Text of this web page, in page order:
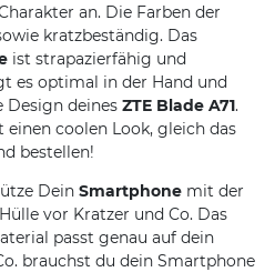
an. Die Farben der
kratzbeständig. Das
ist strapazierfähig und
es optimal in der Hand und
Design deines ZTE Blade A71.
coolen Look, gleich das
bestellen!
Dein Smartphone mit der
vor Kratzer und Co. Das
passt genau auf dein
brauchst du dein Smartphone